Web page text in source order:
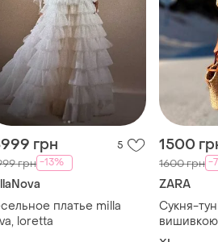
грн 5
грн -13%
платье milla
loretta
1500
1600 грн -
ZARA
Сукня-